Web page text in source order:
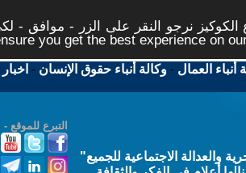
نرجو النقر على الزر - موافق -
you get the best experience on
أنباء العمال -وكالة أنباء حقوق الإنسان -
التبرع للموقع -
الاجتماعية للجميع"